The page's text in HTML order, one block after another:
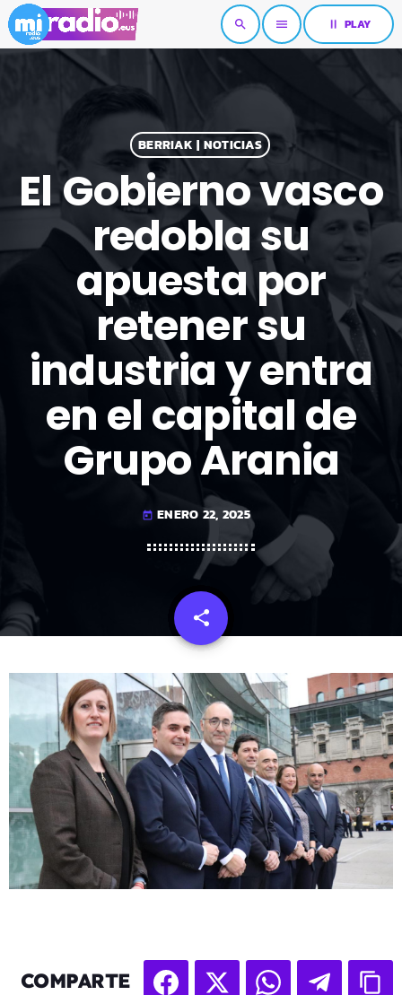
search menu pause PLAY
BERRIAK | NOTICIAS
El Gobierno vasco
redobla su
apuesta por
retener su
industria y entra
en el capital de
Grupo Arania
today ENERO 22, 2025
share
email
COMPARTE